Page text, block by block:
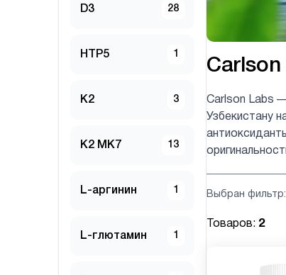
D3 28
HTP5 1
K2 3
K2 MK7 13
L-аргинин 1
L-глютамин 1
Carlson Labs
Узбекистану
Выбран фильтр:
Товаров: 2